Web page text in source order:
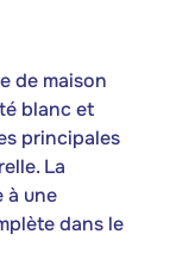
de maison
blanc et
principales
La
à une
dans le